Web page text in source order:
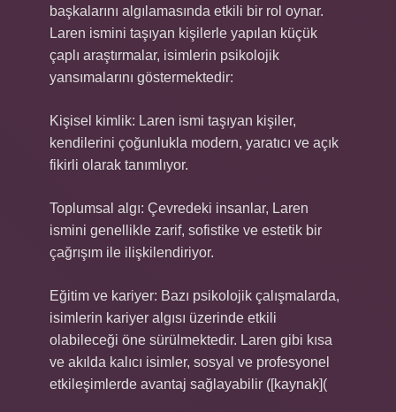
başkalarını algılamasında etkili bir rol oynar.
Laren ismini taşıyan kişilerle yapılan küçük
çaplı araştırmalar, isimlerin psikolojik
yansımalarını göstermektedir:
Kişisel kimlik: Laren ismi taşıyan kişiler,
kendilerini çoğunlukla modern, yaratıcı ve açık
fikirli olarak tanımlıyor.
Toplumsal algı: Çevredeki insanlar, Laren
ismini genellikle zarif, sofistike ve estetik bir
çağrışım ile ilişkilendiriyor.
Eğitim ve kariyer: Bazı psikolojik çalışmalarda,
isimlerin kariyer algısı üzerinde etkili
olabileceği öne sürülmektedir. Laren gibi kısa
ve akılda kalıcı isimler, sosyal ve profesyonel
etkileşimlerde avantaj sağlayabilir ([kaynak](